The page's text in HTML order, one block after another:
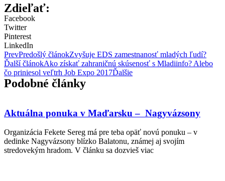
Zdieľať:
Facebook
Twitter
Pinterest
LinkedIn
PrevPredošlý článokZvyšuje EDS zamestnanosť mladých ľudí?
Ďalší článokAko získať zahraničnú skúsenosť s Mladiinfo? Alebo
čo priniesol veľtrh Job Expo 2017Ďalšie
Podobné články
Aktuálna ponuka v Maďarsku – Nagyvázsony
Organizácia Fekete Sereg má pre teba opäť novú ponuku – v
dedinke Nagyvázsony blízko Balatonu, známej aj svojím
stredovekým hradom. V článku sa dozvieš viac